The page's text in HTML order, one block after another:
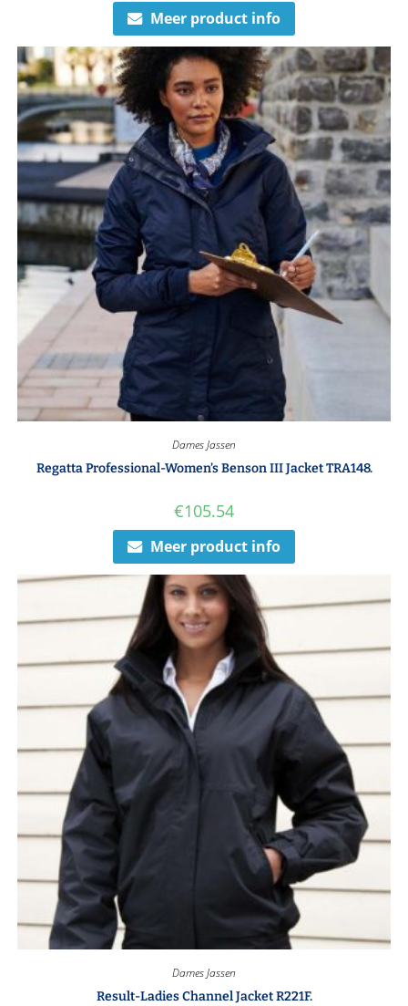
Meer product info
Dames Jassen
Regatta Professional-Women’s Benson III Jacket TRA148.
€105.54
Meer product info
Dames Jassen
Result-Ladies Channel Jacket R221F.